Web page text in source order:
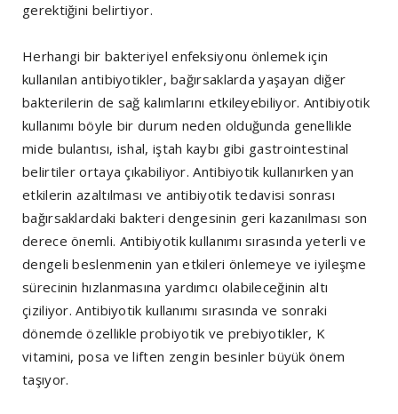
gerektiğini belirtiyor.
Herhangi bir bakteriyel enfeksiyonu önlemek için
kullanılan antibiyotikler, bağırsaklarda yaşayan diğer
bakterilerin de sağ kalımlarını etkileyebiliyor. Antibiyotik
kullanımı böyle bir durum neden olduğunda genellikle
mide bulantısı, ishal, iştah kaybı gibi gastrointestinal
belirtiler ortaya çıkabiliyor. Antibiyotik kullanırken yan
etkilerin azaltılması ve antibiyotik tedavisi sonrası
bağırsaklardaki bakteri dengesinin geri kazanılması son
derece önemli. Antibiyotik kullanımı sırasında yeterli ve
dengeli beslenmenin yan etkileri önlemeye ve iyileşme
sürecinin hızlanmasına yardımcı olabileceğinin altı
çiziliyor. Antibiyotik kullanımı sırasında ve sonraki
dönemde özellikle probiyotik ve prebiyotikler, K
vitamini, posa ve liften zengin besinler büyük önem
taşıyor.